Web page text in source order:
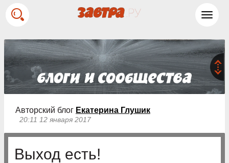
Авторский блог Екатерина Глушик
20:11 12 января 2017
Выход есть!